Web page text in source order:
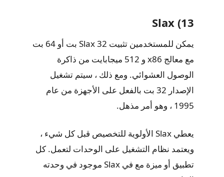
13) Slax
يمكن للمستخدمين تثبيت Slax 32 بت أو 64 بت
مع معالج x86 و 512 ميجابايت من ذاكرة
الوصول العشوائي. ومع ذلك ، سيتم تشغيل
الإصدار 32 بت بالفعل على الأجهزة من عام
1995 ، وهو أمر مذهل.
يعطي Slax الأولوية للتخصيص قبل كل شيء ،
ويعتمد نظام التشغيل على الوحدات لتعمل. كل
تطبيق أو ميزة مع في Slax موجود في وحدته